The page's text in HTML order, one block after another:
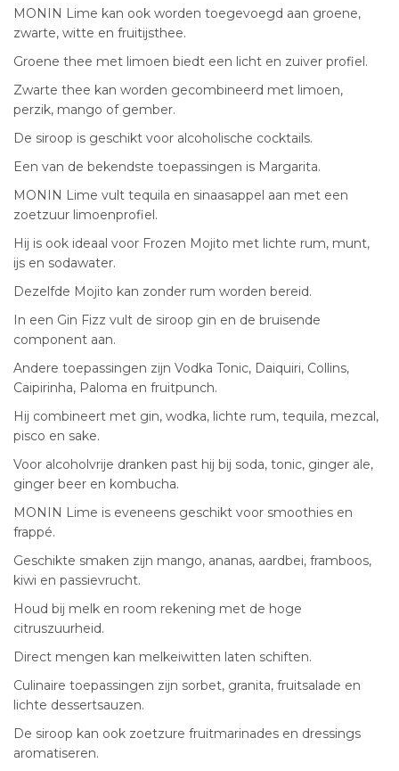
MONIN Lime kan ook worden toegevoegd aan groene,
zwarte, witte en fruitijsthee.
Groene thee met limoen biedt een licht en zuiver profiel.
Zwarte thee kan worden gecombineerd met limoen,
perzik, mango of gember.
De siroop is geschikt voor alcoholische cocktails.
Een van de bekendste toepassingen is Margarita.
MONIN Lime vult tequila en sinaasappel aan met een
zoetzuur limoenprofiel.
Hij is ook ideaal voor Frozen Mojito met lichte rum, munt,
ijs en sodawater.
Dezelfde Mojito kan zonder rum worden bereid.
In een Gin Fizz vult de siroop gin en de bruisende
component aan.
Andere toepassingen zijn Vodka Tonic, Daiquiri, Collins,
Caipirinha, Paloma en fruitpunch.
Hij combineert met gin, wodka, lichte rum, tequila, mezcal,
pisco en sake.
Voor alcoholvrije dranken past hij bij soda, tonic, ginger ale,
ginger beer en kombucha.
MONIN Lime is eveneens geschikt voor smoothies en
frappé.
Geschikte smaken zijn mango, ananas, aardbei, framboos,
kiwi en passievrucht.
Houd bij melk en room rekening met de hoge
citruszuurheid.
Direct mengen kan melkeiwitten laten schiften.
Culinaire toepassingen zijn sorbet, granita, fruitsalade en
lichte dessertsauzen.
De siroop kan ook zoetzure fruitmarinades en dressings
aromatiseren.